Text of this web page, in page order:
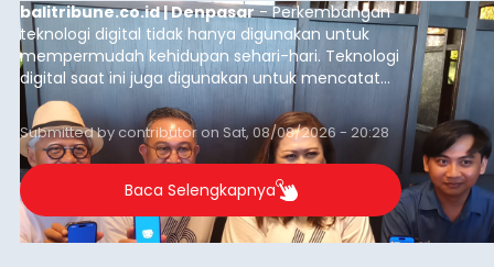
balitribune.co.id | Denpasar- Perkembangan
teknologi digital tidak hanya digunakan untuk
mempermudah kehidupan sehari-hari. Teknologi
digital saat ini juga digunakan untuk mencatat
dan mengelola data base alumni dari suatu
sekolah, salah satunya adalah alumni SMA 1
Denpasar.
Submitted bycontributoronSat, 08/08/2026 - 20:28
Baca Selengkapnya